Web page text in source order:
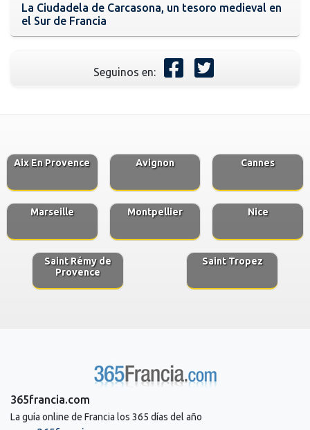
La Ciudadela de Carcasona, un tesoro medieval en
el Sur de Francia
Seguinos en:
Aix En Provence Avignon Cannes
Marseille Montpellier Nice
Saint Rémy de
Provence
Saint Tropez
365francia.com
La guía online de Francia los 365 días del año